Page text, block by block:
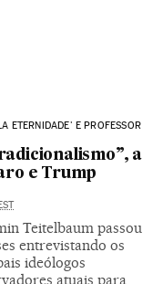
ETERNIDADE' E PROFESSOR
a
e Trump
EST
Teitelbaum passou
entrevistando os
ideólogos
atuais para